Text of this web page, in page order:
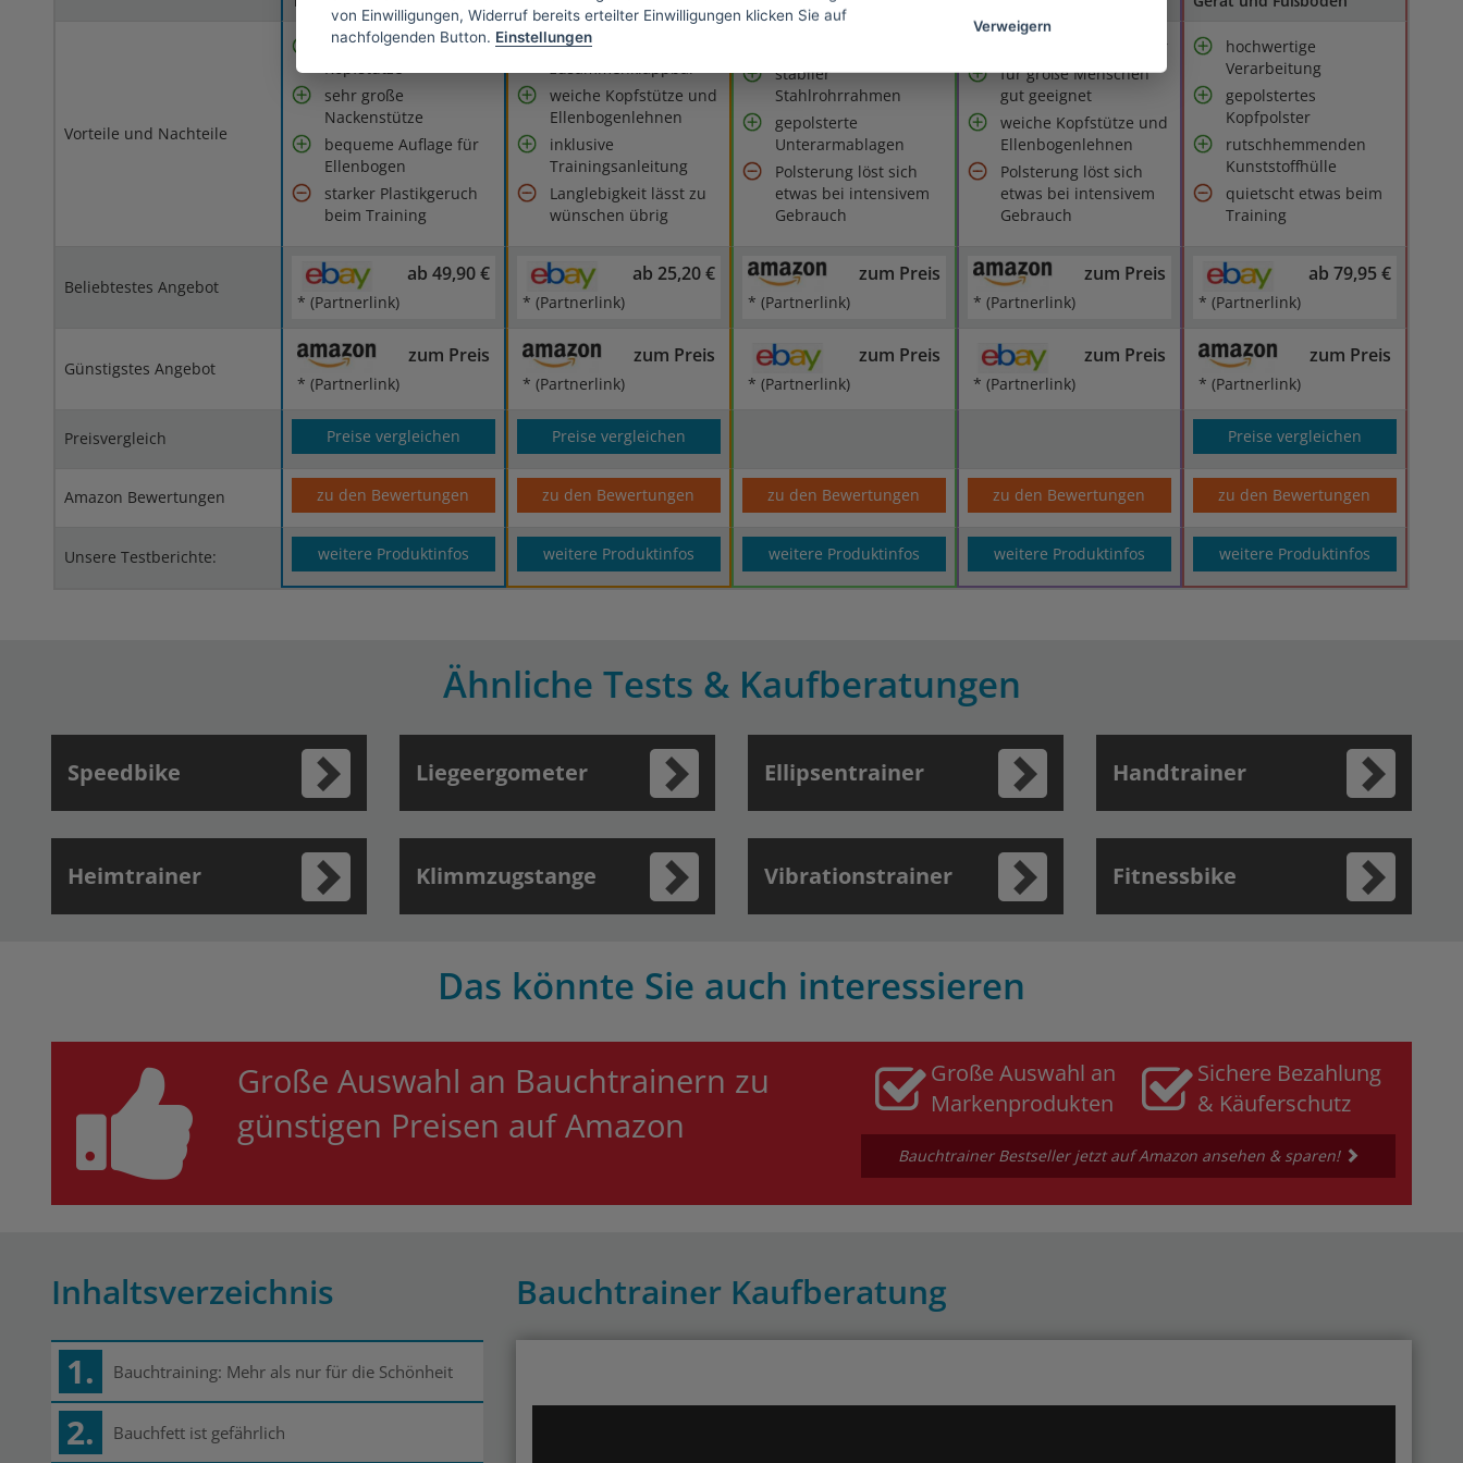
Vorteile und Nachteile
mit verstellbarer
Kopfstütze
sehr große
Nackenstütze
bequeme Auflage für
Ellenbogen
starker Plastikgeruch
beim Training
einfach
zusammenklappbar
weiche Kopfstütze und
Ellenbogenlehnen
inklusive
Trainingsanleitung
Langlebigkeit lässt zu
wünschen übrig
stabiler
Stahlrohrrahmen
gepolsterte
Unterarmablagen
Polsterung löst sich
etwas bei intensivem
Gebrauch
mit Trainingscomputer
für große Menschen
gut geeignet
weiche Kopfstütze und
Ellenbogenlehnen
Polsterung löst sich
etwas bei intensivem
Gebrauch
hochwertige
Verarbeitung
gepolstertes
Kopfpolster
rutschhemmenden
Kunststoffhülle
quietscht etwas beim
Training
Beliebtestes Angebot
ab 49,90 €
* (Partnerlink)
ab 25,20 €
* (Partnerlink)
zum Preis
* (Partnerlink)
zum Preis
* (Partnerlink)
ab 79,95 €
* (Partnerlink)
Günstigstes Angebot
zum Preis
* (Partnerlink)
zum Preis
* (Partnerlink)
zum Preis
* (Partnerlink)
zum Preis
* (Partnerlink)
zum Preis
* (Partnerlink)
Preisvergleich Preise vergleichen Preise vergleichen Preise vergleichen
Amazon Bewertungen zu den Bewertungen zu den Bewertungen zu den Bewertungen zu den Bewertungen zu den Bewertungen
Unsere Testberichte: weitere Produktinfos weitere Produktinfos weitere Produktinfos weitere Produktinfos weitere Produktinfos
Ähnliche Tests & Kaufberatungen
Speedbike Liegeergometer Ellipsentrainer Handtrainer
Heimtrainer Klimmzugstange Vibrationstrainer Fitnessbike
Das könnte Sie auch interessieren
Große Auswahl an Bauchtrainern zu
günstigen Preisen auf Amazon
Große Auswahl an
Markenprodukten
Sichere Bezahlung
& Käuferschutz
Bauchtrainer Bestseller jetzt auf Amazon ansehen & sparen!
Inhaltsverzeichnis
1.
Bauchtraining: Mehr als nur für die Schönheit
2. Bauchfett ist gefährlich
Bauchtrainer Kaufberatung
von Einwilligungen, Widerruf bereits erteilter Einwilligungen klicken Sie auf
nachfolgenden Button. Einstellungen
Verweigern